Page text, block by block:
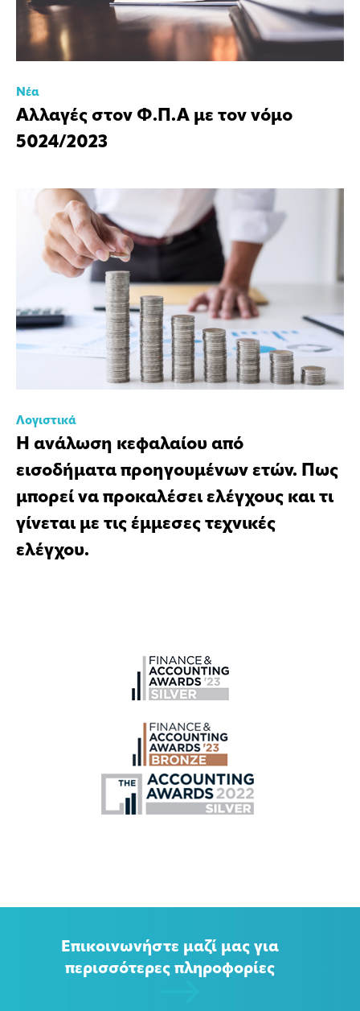
Νέα
Αλλαγές στον Φ.Π.Α με τον νόμο
5024/2023
Λογιστικά
Η ανάλωση κεφαλαίου από
εισοδήματα προηγουμένων ετών. Πως
μπορεί να προκαλέσει ελέγχους και τι
γίνεται με τις έμμεσες τεχνικές
ελέγχου.
Επικοινωνήστε μαζί μας για
περισσότερες πληροφορίες